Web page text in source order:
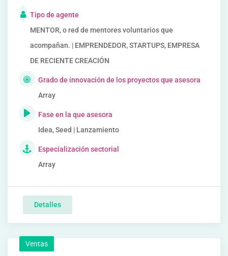
Tipo de agente
MENTOR, o red de mentores voluntarios que
acompañan. | EMPRENDEDOR, STARTUPS, EMPRESA
DE RECIENTE CREACIÓN
Grado de innovación de los proyectos que asesora
Array
Fase en la que asesora
Idea, Seed | Lanzamiento
Especialización sectorial
Array
Detalles
Ventas